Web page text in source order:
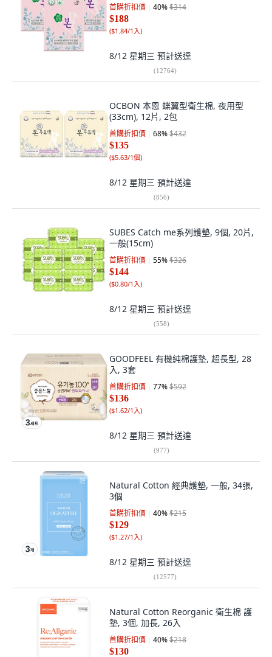
首購折扣價 40%$314
$188
($1.84/1入)
8/12 星期三 預計送達
(12764)
OCBON 本恩 蝶翼型衛生棉, 夜用型
(33cm), 12片, 2包
首購折扣價 68%$432
$135
($5.63/1個)
8/12 星期三 預計送達
(856)
SUBES Catch me系列護墊, 9個, 20片,
一般(15cm)
首購折扣價 55%$326
$144
($0.80/1入)
8/12 星期三 預計送達
(558)
GOODFEEL 有機純棉護墊, 超長型, 28
入, 3套
首購折扣價 77%$592
$136
($1.62/1入)
8/12 星期三 預計送達
(977)
Natural Cotton 經典護墊, 一般, 34張,
3個
首購折扣價 40%$215
$129
($1.27/1入)
8/12 星期三 預計送達
(12577)
Natural Cotton Reorganic 衛生棉 護
墊, 3個, 加長, 26入
首購折扣價 40%$218
$130